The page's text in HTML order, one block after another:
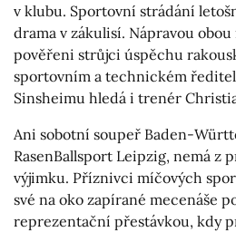
v klubu. Sportovní strádání
drama v zákulisí. Nápravou
pověřeni strůjci úspěchu
sportovním a technickém
Sinsheimu hledá i trenér
Ani sobotní soupeř Baden-
RasenBallsport Leipzig, nemá z
výjimku. Příznivci míčových
své na oko zapírané mecenáše
reprezentační přestávkou, kdy